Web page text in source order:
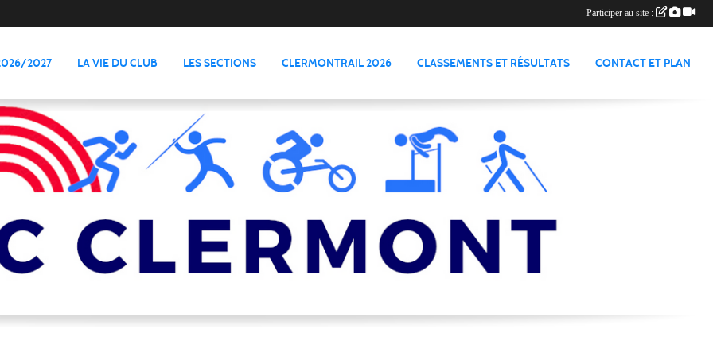
2027 LA VIE DU CLUB LES SECTIONS CLERMONTRAIL 2026 CLASSEMENTS ET RÉSULTATS CONTACT ET PLAN
Participer au site :